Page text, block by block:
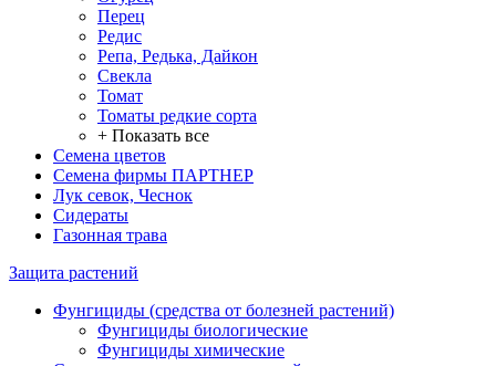
Перец
Редис
Репа, Редька, Дайкон
Свекла
Томат
Томаты редкие сорта
+ Показать все
Семена цветов
Семена фирмы ПАРТНЕР
Лук севок, Чеснок
Сидераты
Газонная трава
Защита растений
Фунгициды (средства от болезней растений)
Фунгициды биологические
Фунгициды химические